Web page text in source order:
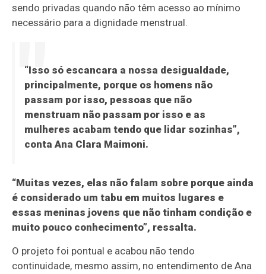
sendo privadas quando não têm acesso ao mínimo
necessário para a dignidade menstrual.
“Isso só escancara a nossa desigualdade,
principalmente, porque os homens não
passam por isso, pessoas que não
menstruam não passam por isso e as
mulheres acabam tendo que lidar sozinhas”,
conta Ana Clara Maimoni.
“Muitas vezes, elas não falam sobre porque ainda
é considerado um tabu em muitos lugares e
essas meninas jovens que não tinham condição e
muito pouco conhecimento”, ressalta.
O projeto foi pontual e acabou não tendo
continuidade, mesmo assim, no entendimento de Ana